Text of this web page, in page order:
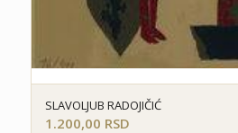
SLAVOLJUB RADOJIČIĆ
1.200,00 RSD